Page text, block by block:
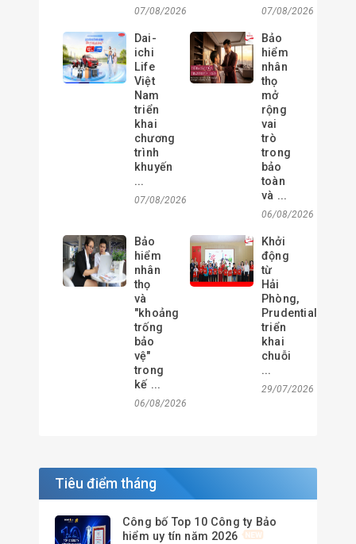
07/08/2026 07/08/2026
Dai-
ichi
Life
Việt
Nam
triển
khai
chương
trình
khuyến
...
07/08/2026
Bảo
hiểm
nhân
thọ
mở
rộng
vai
trò
trong
bảo
toàn
và ...
06/08/2026
Bảo
hiểm
nhân
thọ
và
"khoảng
trống
bảo
vệ"
trong
kế ...
06/08/2026
Khởi
động
từ
Hải
Phòng,
Prudential
triển
khai
chuỗi
...
29/07/2026
Tiêu điểm tháng
Công bố Top 10 Công ty Bảo
hiểm uy tín năm 2026